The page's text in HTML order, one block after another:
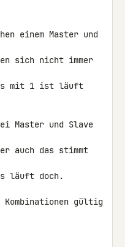
einem Master und
sich nicht immer
mit 1 ist läuft
Master und Slave
auch das stimmt
läuft doch.
Kombinationen gültig